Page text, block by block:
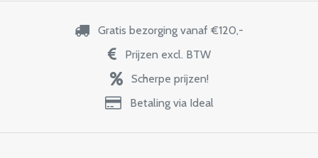
Gratis bezorging vanaf €120,-
Prijzen excl. BTW
Scherpe prijzen!
Betaling via Ideal